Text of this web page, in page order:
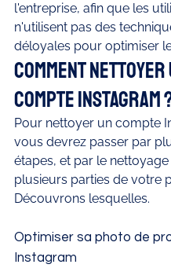
l'entreprise, afin que les
n'utilisent pas des
déloyales pour optimiser
Comment nettoyer
compte Instagram
Pour nettoyer un compte
vous devrez passer par
étapes, et par le
plusieurs parties de votre
Découvrons lesquelles.
Optimiser sa photo de
Instagram